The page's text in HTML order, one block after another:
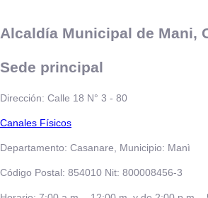
Alcaldía Municipal de Mani,
Sede principal
Dirección: Calle 18 N° 3 - 80
​​​​​Canales Físicos
Departamento: Casanare, Municipio: Manì
Código Postal: 854010 Nit: 800008456-3